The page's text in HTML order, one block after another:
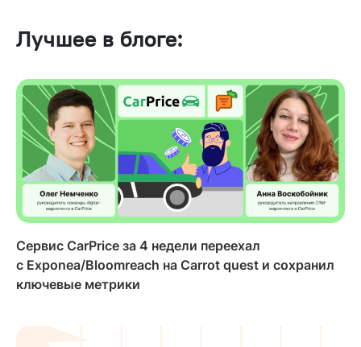
Лучшее в блоге:
Сервис CarPrice за 4 недели переехал
с Exponea/Bloomreach на Carrot quest и сохранил
ключевые метрики